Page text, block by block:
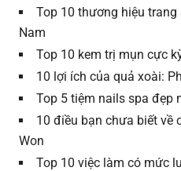
Top 10 thương hiệu
Nam
Top 10 kem trị mụn cực
10 lợi ích của quả xoài:
Top 5 tiệm nails spa đẹp
10 điều bạn chưa biết về
Won
Top 10 việc làm có mức